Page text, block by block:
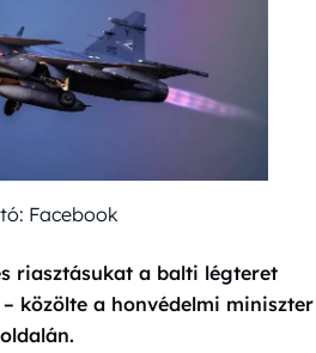
Facebook
riasztásukat a balti légteret
közölte a honvédelmi miniszter